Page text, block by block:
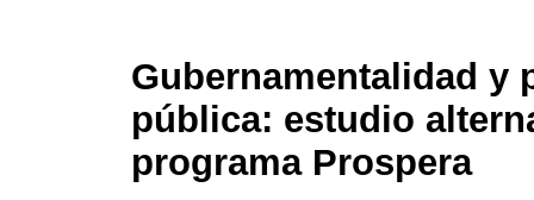
Gubernamentalidad y
pública: estudio
programa Prospera